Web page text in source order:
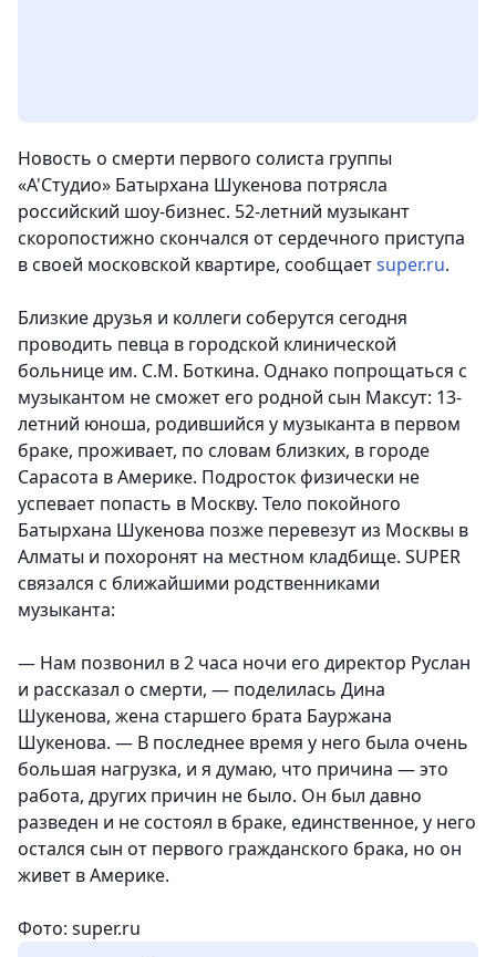
Новость о смерти первого солиста группы
«А'Студио» Батырхана Шукенова потрясла
российский шоу-бизнес. 52-летний музыкант
скоропостижно скончался от сердечного приступа
в своей московской квартире, сообщаетsuper.ru.
Близкие друзья и коллеги соберутся сегодня
проводить певца в городской клинической
больнице им. С.М. Боткина. Однако попрощаться с
музыкантом не сможет его родной сын Максут: 13-
летний юноша, родившийся у музыканта в первом
браке, проживает, по словам близких, в городе
Сарасота в Америке. Подросток физически не
успевает попасть в Москву. Тело покойного
Батырхана Шукенова позже перевезут из Москвы в
Алматы и похоронят на местном кладбище. SUPER
связался с ближайшими родственниками
музыканта:
— Нам позвонил в 2 часа ночи его директор Руслан
и рассказал о смерти, — поделилась Дина
Шукенова, жена старшего брата Бауржана
Шукенова. — В последнее время у него была очень
большая нагрузка, и я думаю, что причина — это
работа, других причин не было. Он был давно
разведен и не состоял в браке, единственное, у него
остался сын от первого гражданского брака, но он
живет в Америке.
Фото: super.ru